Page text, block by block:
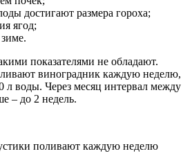
достигают размера гороха;
ягод;
показателями не обладают.
виноградник каждую неделю,
л воды. Через месяц интервал между
– до 2 недель.
поливают каждую неделю